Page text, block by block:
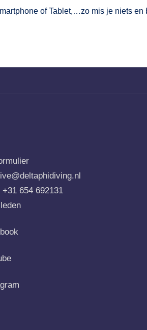
of Tablet,…zo mis je niets en
+31 654 692131